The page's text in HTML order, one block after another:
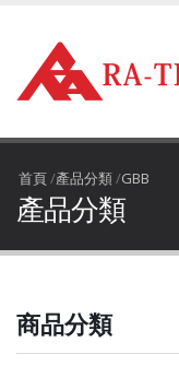
首頁/產品分類/GBB
產品分類
商品分類